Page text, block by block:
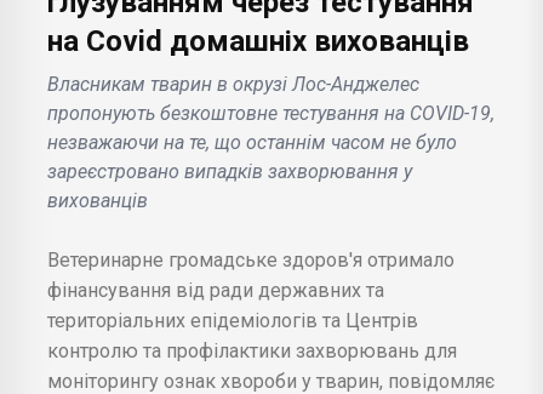
на Covid домашніх вихованців
Власникам тварин в окрузі Лос-Анджелес
пропонують безкоштовне тестування на COVID-19,
незважаючи на те, що останнім часом не було
зареєстровано випадків захворювання у
вихованців
Ветеринарне громадське здоров'я отримало
фінансування від ради державних та
територіальних епідеміологів та Центрів
контролю та профілактики захворювань для
моніторингу ознак хвороби у тварин, повідомляє